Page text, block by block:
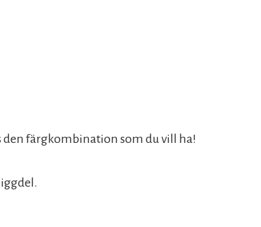
den färgkombination som du vill ha!